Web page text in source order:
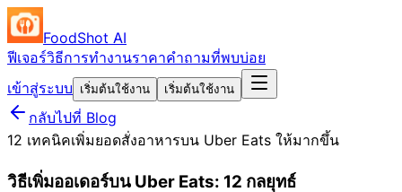
FoodShot AI
ฟีเจอร์วิธีการทำงานราคาคำถามที่พบบ่อย
เข้าสู่ระบบ
เริ่มต้นใช้งาน เริ่มต้นใช้งาน
กลับไปที่ Blog
12 เทคนิคเพิ่มยอดสั่งอาหารบน Uber Eats ให้มากขึ้น
วิธีเพิ่มออเดอร์บน Uber Eats: 12 กลยุทธ์